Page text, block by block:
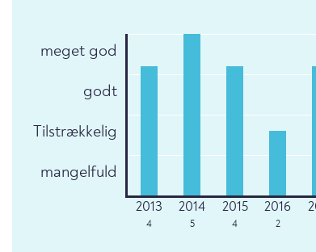
meget god
godt
Tilstrækkelig
mangelfuld
4 5 4 2